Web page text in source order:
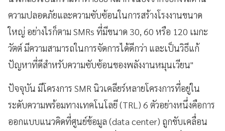
ความปลอดภัยและความซับซ้อนในการสร้างโรงงานขนาด
ใหญ่ อย่างไรก็ตาม SMRs ที่มีขนาด 30, 60 หรือ 120 เมกะ
วัตต์ มีความสามารถในการจัดการได้ดีกว่า และเป็นวิธีแก้
ปัญหาที่ดีสำหรับความซับซ้อนของพลังงานหมุนเวียน"
ปัจจุบัน มีโครงการ SMR นิวเคลียร์หลายโครงการที่อยู่ใน
ระดับความพร้อมทางเทคโนโลยี (TRL) 6 ตัวอย่างหนึ่งคือการ
ออกแบบแนวคิดที่ศูนย์ข้อมูล (data center) ถูกขับเคลื่อน